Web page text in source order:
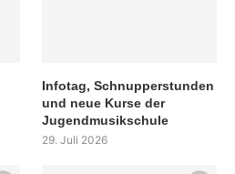
Infotag, Schnupperstunden
und neue Kurse der
Jugendmusikschule
29. Juli 2026